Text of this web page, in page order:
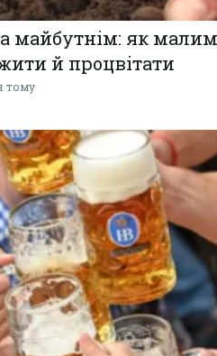
майбутнім: як малим
й процвітати
тому